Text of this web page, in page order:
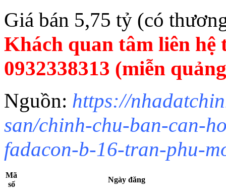
Giá bán 5,75 tỷ (có
Khách quan tâm liên
0932338313 (miễn
Nguồn: https://
san/chinh-chu-ban-can-
fadacon-b-16-tran-phu-
Mã
số
Ngày đăng